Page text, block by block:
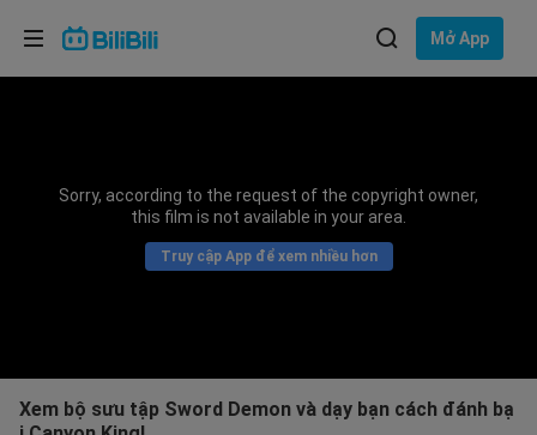
Mở App
Sorry, according to the request of the copyright owner,
this film is not available in your area.
Truy cập App để xem nhiều hơn
Xem bộ sưu tập Sword Demon và dạy bạn cách đánh bạ
Lựa chọn ngôn ngữ
Bahasa Indonesia